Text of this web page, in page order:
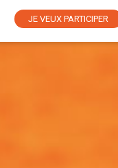
JE VEUX PARTICIPER